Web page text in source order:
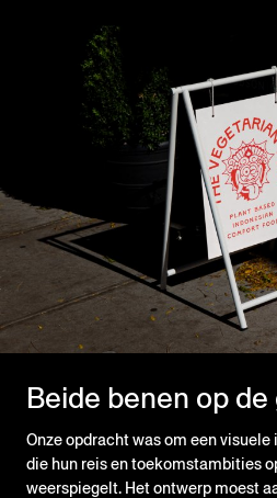
Beide benen op
Onze opdracht was om een
die hun reis en toekomstambities
weerspiegelt. Het ontwerp moest